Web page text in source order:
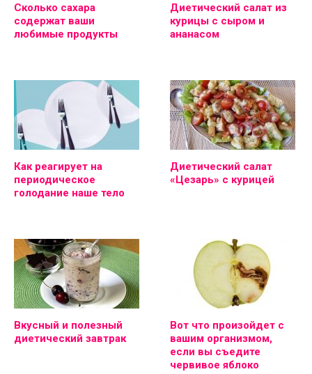
Сколько сахара
содержат ваши
любимые продукты
Диетический салат из
курицы с сыром и
ананасом
Как реагирует на
периодическое
голодание наше тело
Диетический салат
«Цезарь» с курицей
Вкусный и полезный
диетический завтрак
Вот что произойдет с
вашим организмом,
если вы съедите
червивое яблоко